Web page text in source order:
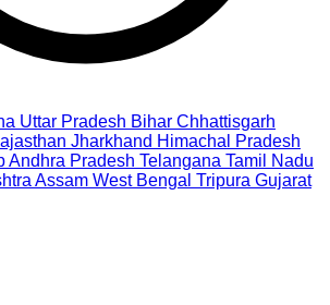
Uttar Pradesh Bihar Chhattisgarh
Jharkhand Himachal Pradesh
Andhra Pradesh Telangana Tamil Nadu
Assam West Bengal Tripura Gujarat